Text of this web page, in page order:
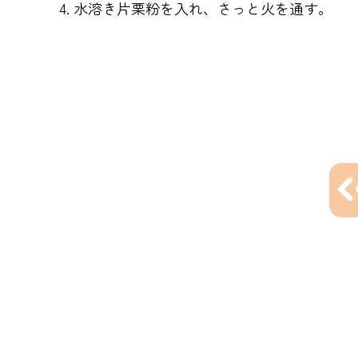
水溶き片栗粉を入れ、さっと火を通す。